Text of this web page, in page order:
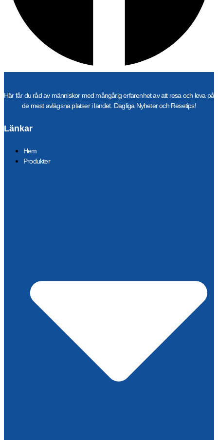
Här får du råd av människor med mångårig erfarenhet av att resa och leva på
de mest avlägsna platser i landet. Dagliga Nyheter och Resetips!
Länkar
Hem
Produkter